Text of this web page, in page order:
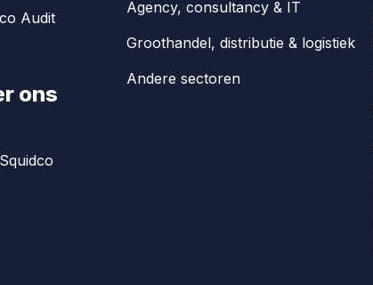
Audit
ons
Agency, consultancy & IT
Groothandel, distributie & logistiek
Andere sectoren